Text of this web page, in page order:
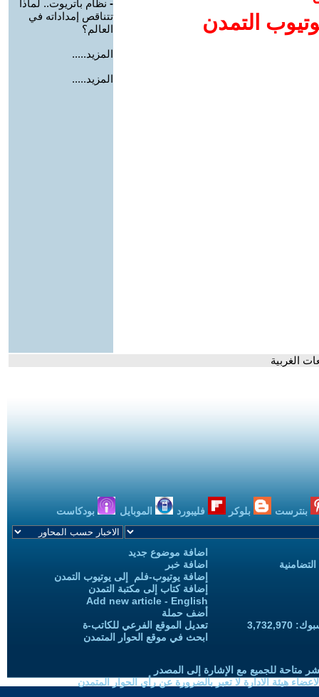
التمدن
- نظام باتريوت.. لماذا
تتناقص إمداداته في
العالم؟
المزيد.....
المزيد.....
الغربية
بنترست بلوكر فليبورد الموبايل بودكاست
اضافة موضوع جديد
اضافة خبر
إضافة يوتيوب-فلم إلى يوتيوب التمدن
إضافة كتاب إلى مكتبة التمدن
Add new article - English
أضف حملة
تعديل الموقع الفرعي للكاتب-ة
ابحث في موقع الحوار المتمدن
متاحة للجميع مع الإشارة إلى المصدر
هيئة الادارة لا تعبر بالضرورة عن رأي الحوار المتمدن